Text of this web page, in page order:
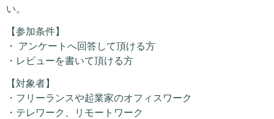
い。
【参加条件】
・ アンケートへ回答して頂ける方
・レビューを書いて頂ける方
【対象者】
・フリーランスや起業家のオフィスワーク
・テレワーク、リモートワーク